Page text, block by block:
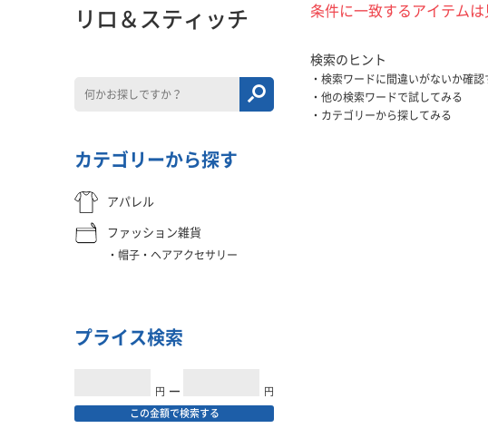
条件に一致するアイテムは
検索のヒント
検索ワードに間違いがないか確認
他の検索ワードで試してみる
カテゴリーから探してみる
リロ＆スティッチ
カテゴリーから探す
アパレル
ファッション雑貨
帽子・ヘアアクセサリー
プライス検索
円 ━ 円
この金額で検索する